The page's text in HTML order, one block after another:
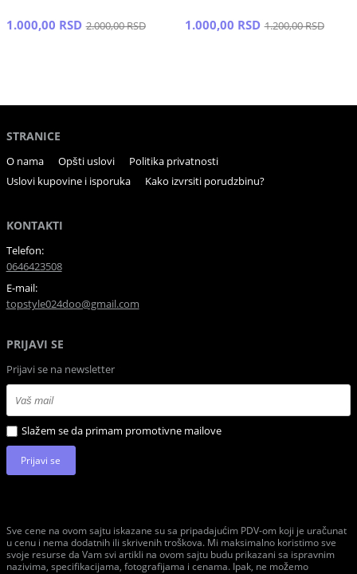
1.000,00 RSD 2.000,00 RSD 1.000,00 RSD 1.200,00 RSD
STRANICE
O nama Opšti uslovi
Politika privatnosti
Uslovi kupovine i isporuka
Kako izvrsiti porudzbinu?
KONTAKTI
Telefon:
0646423508
E-mail:
topstyle024doo@gmail.com
PRIJAVI SE
Prijavi se na newsletter
Slažem se da primam promotivne mailove
Prijavi se
Sve cene na ovom sajtu iskazane su sa pripadajućim PDV-om koji je uračunat
u cenu i nema dodatnih ili skrivenih troškova. Mi maksimalno koristimo sve
svoje resurse da Vam svi artikli na ovom sajtu budu prikazani sa ispravnim
nazivima, specifikacijama, fotografijama i cenama. Ipak, ne možemo